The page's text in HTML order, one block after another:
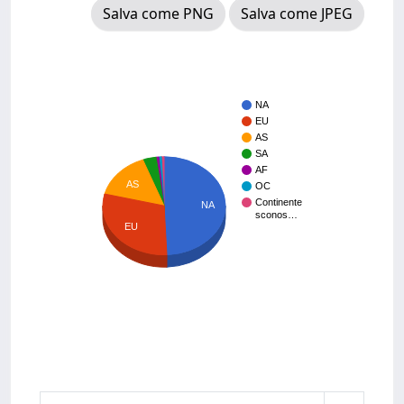
Salva come PNG Salva come JPEG
NA
EU
AS
SA
AF
OC
Continente
sconos…
NA
AS
EU